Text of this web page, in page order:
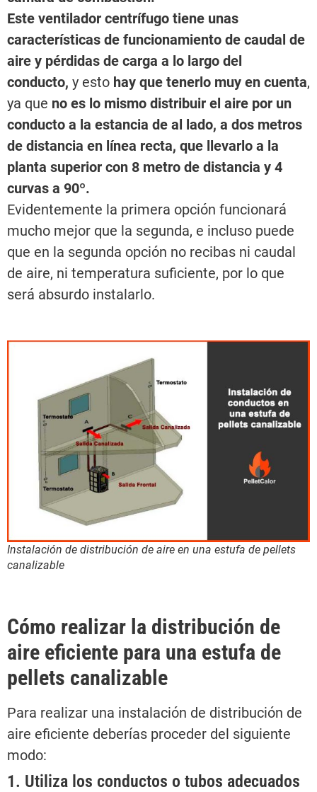
Este ventilador centrífugo tiene unas
características de funcionamiento de caudal de
aire y pérdidas de carga a lo largo del
conducto, y esto hay que tenerlo muy en cuenta,
ya que no es lo mismo distribuir el aire por un
conducto a la estancia de al lado, a dos metros
de distancia en línea recta, que llevarlo a la
planta superior con 8 metro de distancia y 4
curvas a 90º.
Evidentemente la primera opción funcionará
mucho mejor que la segunda, e incluso puede
que en la segunda opción no recibas ni caudal
de aire, ni temperatura suficiente, por lo que
será absurdo instalarlo.
Instalación de distribución de aire en una estufa de pellets
canalizable
Cómo realizar la distribución de
aire eficiente para una estufa de
pellets canalizable
Para realizar una instalación de distribución de
aire eficiente deberías proceder del siguiente
modo:
1. Utiliza los conductos o tubos adecuados